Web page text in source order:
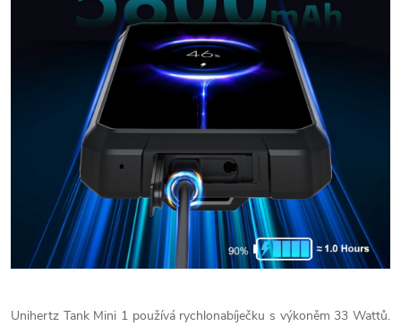
Unihertz Tank Mini 1 používá rychlonabíječku s výkoněm 33 Wattů.